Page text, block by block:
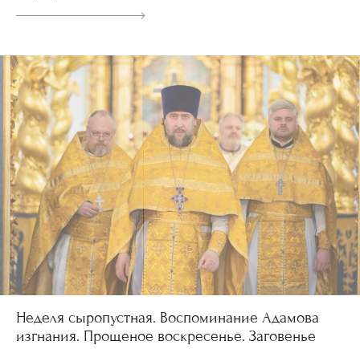
Неделя сыропустная. Воспоминание Адамова
изгнания. Прощеное воскресенье. Заговенье